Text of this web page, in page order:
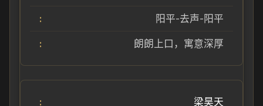
阳平-去声-阳平
朗朗上口，寓意深厚
梁昊天